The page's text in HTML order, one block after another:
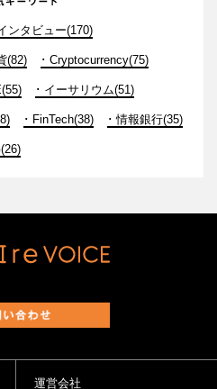
ンタビュー(170)
(82) Cryptocurrency(75)
イーサリウム(51)
FinTech(38) 情報銀行(35)
運営会社